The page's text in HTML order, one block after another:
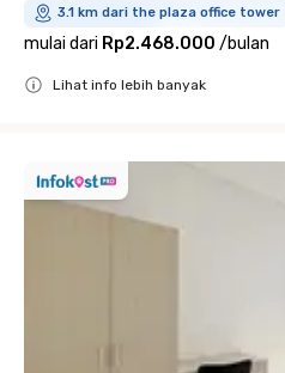
3.1 km dari the plaza office tower
mulai dari Rp2.468.000 /bulan
Lihat info lebih banyak